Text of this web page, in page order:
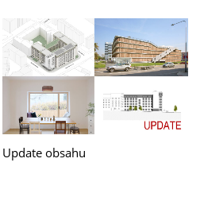
Update obsahu